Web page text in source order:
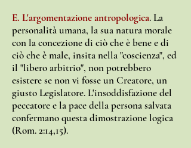
E. L'argomentazione antropologica. La
personalità umana, la sua natura morale
con la concezione di ciò che è bene e di
ciò che è male, insita nella "coscienza", ed
il "libero arbitrio", non potrebbero
esistere se non vi fosse un Creatore, un
giusto Legislatore. L'insoddisfazione del
peccatore e la pace della persona salvata
confermano questa dimostrazione logica
(Rom. 2:14,15).